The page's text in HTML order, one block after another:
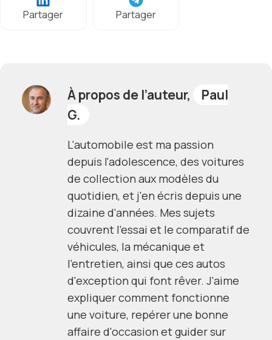
Partager Partager
À propos de l’auteur,
Paul
G.
L'automobile est ma passion
depuis l'adolescence, des voitures
de collection aux modèles du
quotidien, et j'en écris depuis une
dizaine d'années. Mes sujets
couvrent l'essai et le comparatif de
véhicules, la mécanique et
l'entretien, ainsi que ces autos
d'exception qui font rêver. J'aime
expliquer comment fonctionne
une voiture, repérer une bonne
affaire d'occasion et guider sur